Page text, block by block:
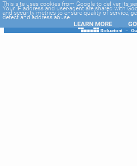
-->
This site uses cookies from Google to deliver its
Your IP address and user-agent are shared with
and security metrics to ensure quality of service,
detect and address abuse.
LEARN MORE